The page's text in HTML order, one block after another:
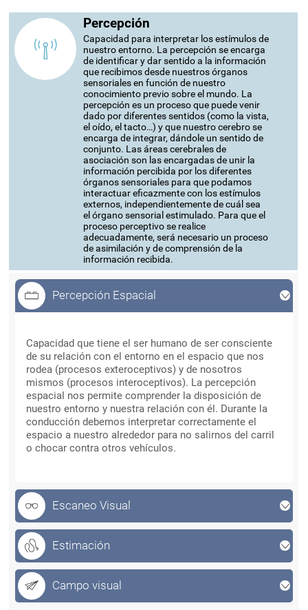
Percepción
Capacidad para interpretar los estímulos de
nuestro entorno. La percepción se encarga
de identificar y dar sentido a la información
que recibimos desde nuestros órganos
sensoriales en función de nuestro
conocimiento previo sobre el mundo. La
percepción es un proceso que puede venir
dado por diferentes sentidos (como la vista,
el oído, el tacto…) y que nuestro cerebro se
encarga de integrar, dándole un sentido de
conjunto. Las áreas cerebrales de
asociación son las encargadas de unir la
información percibida por los diferentes
órganos sensoriales para que podamos
interactuar eficazmente con los estímulos
externos, independientemente de cuál sea
el órgano sensorial estimulado. Para que el
proceso perceptivo se realice
adecuadamente, será necesario un proceso
de asimilación y de comprensión de la
información recibida.
Percepción Espacial
Capacidad que tiene el ser humano de ser consciente
de su relación con el entorno en el espacio que nos
rodea (procesos exteroceptivos) y de nosotros
mismos (procesos interoceptivos). La percepción
espacial nos permite comprender la disposición de
nuestro entorno y nuestra relación con él. Durante la
conducción debemos interpretar correctamente el
espacio a nuestro alrededor para no salirnos del carril
o chocar contra otros vehículos.
Escaneo Visual
Estimación
Campo visual